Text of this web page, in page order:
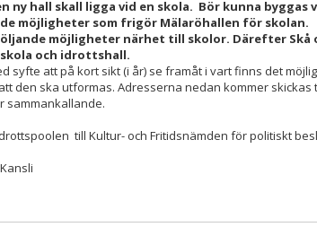
ny hall skall ligga vid en skola. Bör kunna byggas
möjligheter som frigör Mälaröhallen för skolan.
möjligheter närhet till skolor. Därefter Skå
och idrottshall.
syfte att på kort sikt (i år) se framåt i vart finns det
den ska utformas. Adresserna nedan kommer skickas
sammankallande.
till Kultur- och Fritidsnämden för politiskt